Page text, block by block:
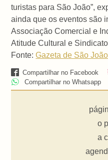
turistas para São João”,
ainda que os eventos são
Associação Comercial e
Atitude Cultural e
Fonte:Gazeta de São
Compartilhar no Facebook
Compartilhar no Whatsapp
o
a